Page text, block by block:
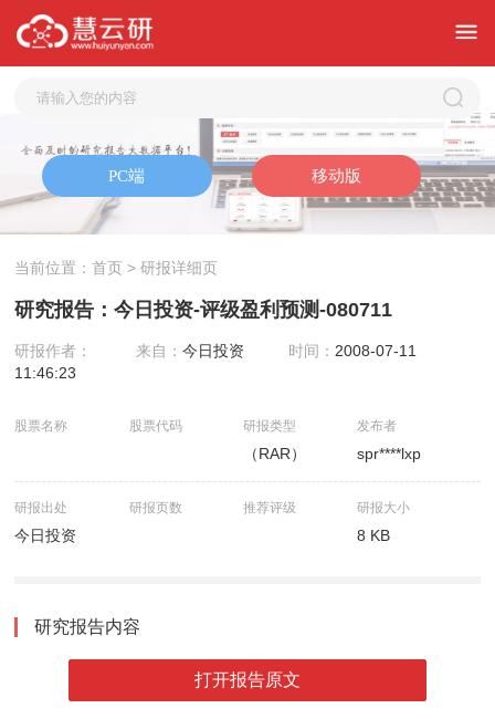
当前位置：首页 > 研报详细页
研究报告：今日投资-评级盈利预测-080711
研报作者： 来自：今日投资 时间： 2008-07-11
11:46:23
股票名称 股票代码 研报类型
（RAR）
发布者
spr****lxp
研报出处
今日投资
研报页数 推荐评级 研报大小
8 KB
研究报告内容
打开报告原文